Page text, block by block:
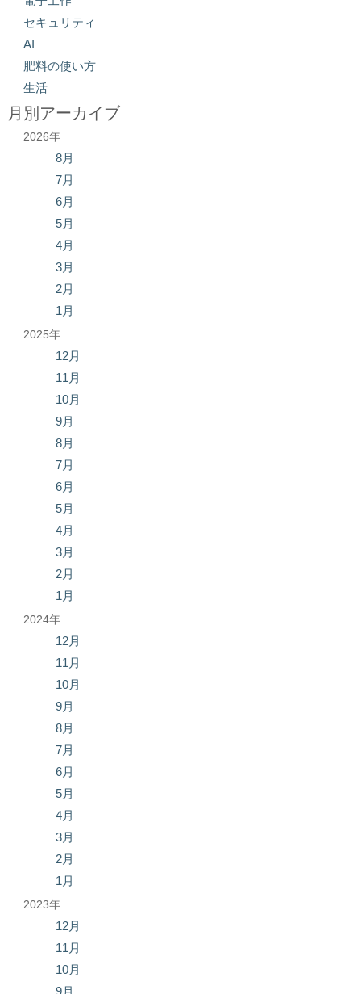
セキュリティ
AI
肥料の使い方
生活
月別アーカイブ
2026年
8月
7月
6月
5月
4月
3月
2月
1月
2025年
12月
11月
10月
9月
8月
7月
6月
5月
4月
3月
2月
1月
2024年
12月
11月
10月
9月
8月
7月
6月
5月
4月
3月
2月
1月
2023年
12月
11月
10月
9月